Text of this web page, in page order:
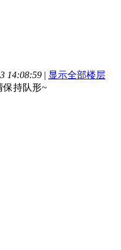
14:08:59 | 显示全部楼层
保持队形~